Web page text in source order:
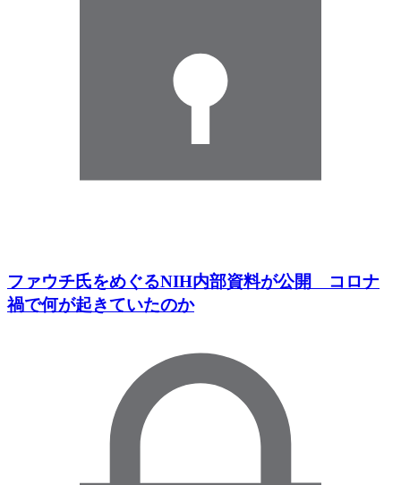
ファウチ氏をめぐるNIH内部資料が公開 コロナ
禍で何が起きていたのか